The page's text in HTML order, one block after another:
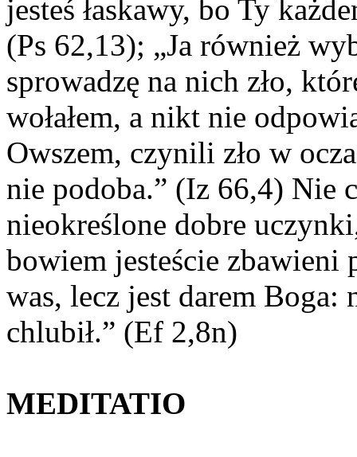
jesteś łaskawy, bo Ty
(Ps 62,13); „Ja również
sprowadzę na nich zło,
wołałem, a nikt nie
Owszem, czynili zło w
nie podoba.” (Iz 66,4) Nie
nieokreślone dobre
bowiem jesteście zbawieni
was, lecz jest darem
chlubił.” (Ef 2,8n)
MEDITATIO